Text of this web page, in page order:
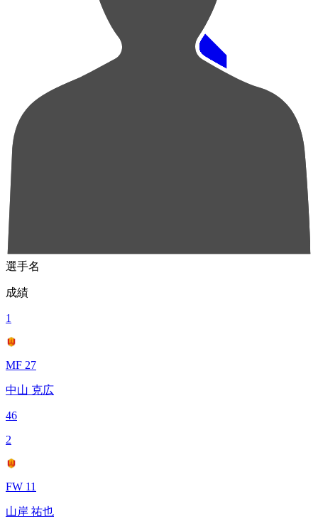
順位
選手名
成績
1
MF 27
中山 克広
46
2
FW 11
山岸 祐也